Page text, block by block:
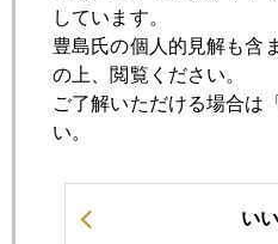
一夜明けて
2008年01月23日
株は見切り売り、金は利食い
しています。
豊島氏の個人的見解も含
の上、閲覧ください。
ご了解いただける場合は
い。
い